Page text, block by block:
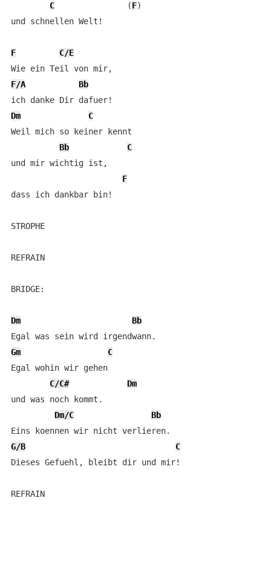
C
(F)
und schnellen Welt!
F
C/E
F/A
Bb
Dm
C
Weil mich so keiner kennt
Bb
C
und mir wichtig ist,
F
dass ich dankbar bin!
STROPHE
REFRAIN
BRIDGE:
Dm
Bb
Gm
C
Egal wohin wir gehen
C/C#
Dm
und was noch kommt.
Dm/C
Bb
G/B
C
Dieses Gefuehl, bleibt dir und mir!
REFRAIN